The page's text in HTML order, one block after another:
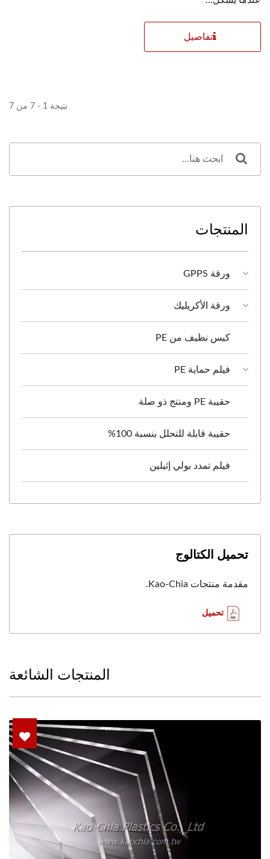
تفاصيل
نتيجة 1 - 7 من 7
المنتجات
ورقة GPPS
ورقة الأكريليك
كيس نظيف من PE
فيلم حماية PE
حقيبة PE ومنتج ذو صلة
حقيبة قابلة للتحلل بنسبة 100%
فيلم تمدد بولي إثيلين
تحميل الكتالوج
مقدمة منتجات Kao-Chia.
تحميل
المنتجات الشائعة